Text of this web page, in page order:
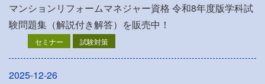
マンションリフォームマネジャー資格 令和8年度版学科試
験問題集（解説付き解答）を販売中！
セミナー 試験対策
2025-12-26